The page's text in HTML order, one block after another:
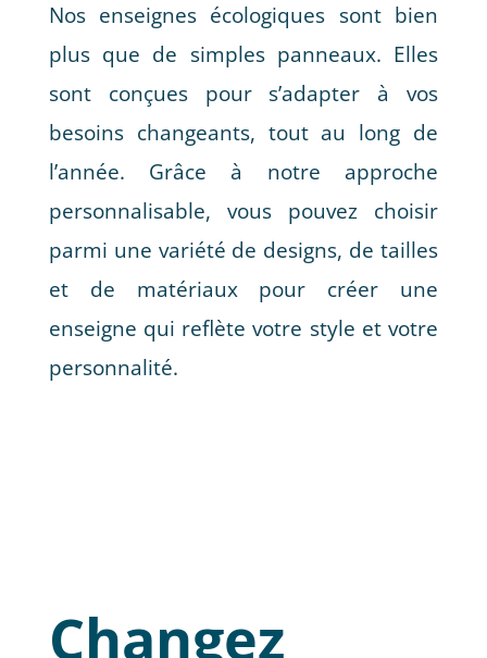
Nos enseignes écologiques sont bien
plus que de simples panneaux. Elles
sont conçues pour s’adapter à vos
besoins changeants, tout au long de
l’année. Grâce à notre approche
personnalisable, vous pouvez choisir
parmi une variété de designs, de tailles
et de matériaux pour créer une
enseigne qui reflète votre style et votre
personnalité.
Changez